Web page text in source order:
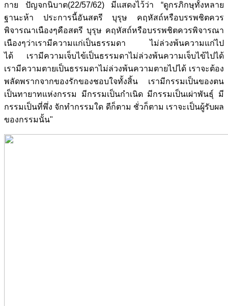
กาย ปัญจกนิบาต(22/57/62) มีแสดงไว้ว่า “ดูกรภิกษุทั้งหลาย
ฐานะห้า ประการนี้อันสตรี บุรุษ คฤหัสถ์หรือบรรพชิตควร
พิจารณาเนืองๆคือสตรี บุรุษ คฤหัสถ์หรือบรรพชิตควรพิจารณา
เนืองๆว่าเรามีความแก่เป็นธรรมดา ไม่ล่วงพ้นความแก่ไป
ได้ เรามีความเจ็บไข้เป็นธรรมดาไม่ล่วงพ้นความเจ็บไข้ไปได้
เรามีความตายเป็นธรรมดาไม่ล่วงพ้นความตายไปได้ เราจะต้อง
พลัดพรากจากของรักของชอบใจทั้งสิ้น เรามีกรรมเป็นของตน
เป็นทายาทแห่งกรรม มีกรรมเป็นกำเนิด มีกรรมเป็นเผ่าพันธุ์ มี
กรรมเป็นที่พึ่ง จักทำกรรมใด ดีก็ตาม ชั่วก็ตาม เราจะเป็นผู้รับผล
ของกรรมนั้น"